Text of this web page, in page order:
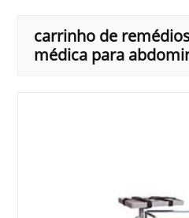
carrinho de
médica para